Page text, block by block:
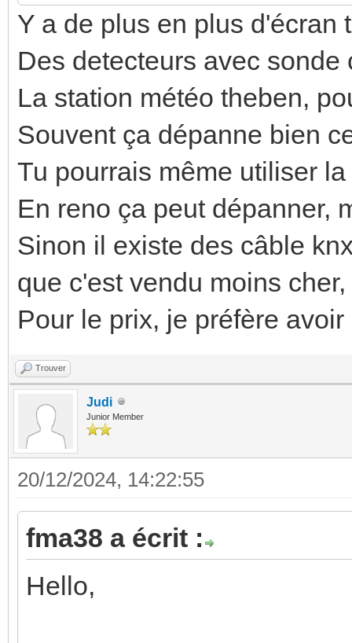
Y a de plus en plus d'écran
Des detecteurs avec
La station météo theben,
Souvent ça dépanne bien
Tu pourrais même utiliser
En reno ça peut dépanner,
Sinon il existe des câble
que c'est vendu moins
Pour le prix, je préfère
Trouver
Judi
Junior Member
20/12/2024, 14:22:55
fma38 a écrit :
Hello,